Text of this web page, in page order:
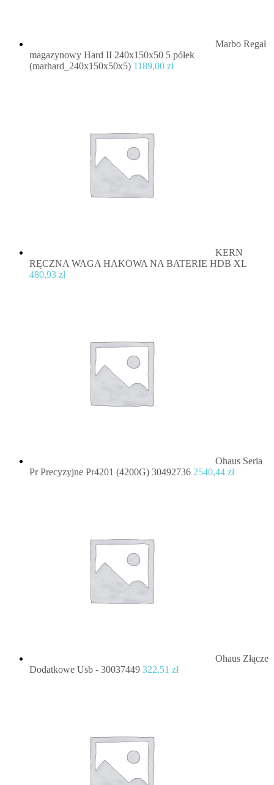
Marbo Regał
magazynowy Hard II 240x150x50 5 półek
(marhard_240x150x50x5) 1189,00 zł
KERN
RĘCZNA WAGA HAKOWA NA BATERIE HDB XL
480,93 zł
Ohaus Seria
Pr Precyzyjne Pr4201 (4200G) 30492736 2540,44 zł
Ohaus Złącze
Dodatkowe Usb - 30037449 322,51 zł